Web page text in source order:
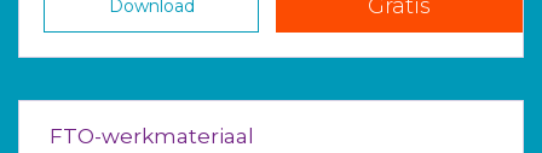
Download Gratis
FTO-werkmateriaal